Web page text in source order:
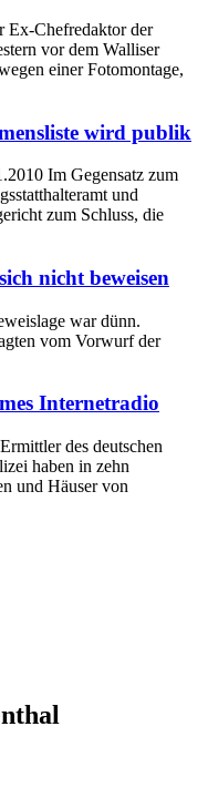
Ex-Chefredaktor der
vor dem Walliser
einer Fotomontage,
wird publik
Im Gegensatz zum
und
zum Schluss, die
nicht beweisen
war dünn.
vom Vorwurf der
Internetradio
des deutschen
haben in zehn
und Häuser von